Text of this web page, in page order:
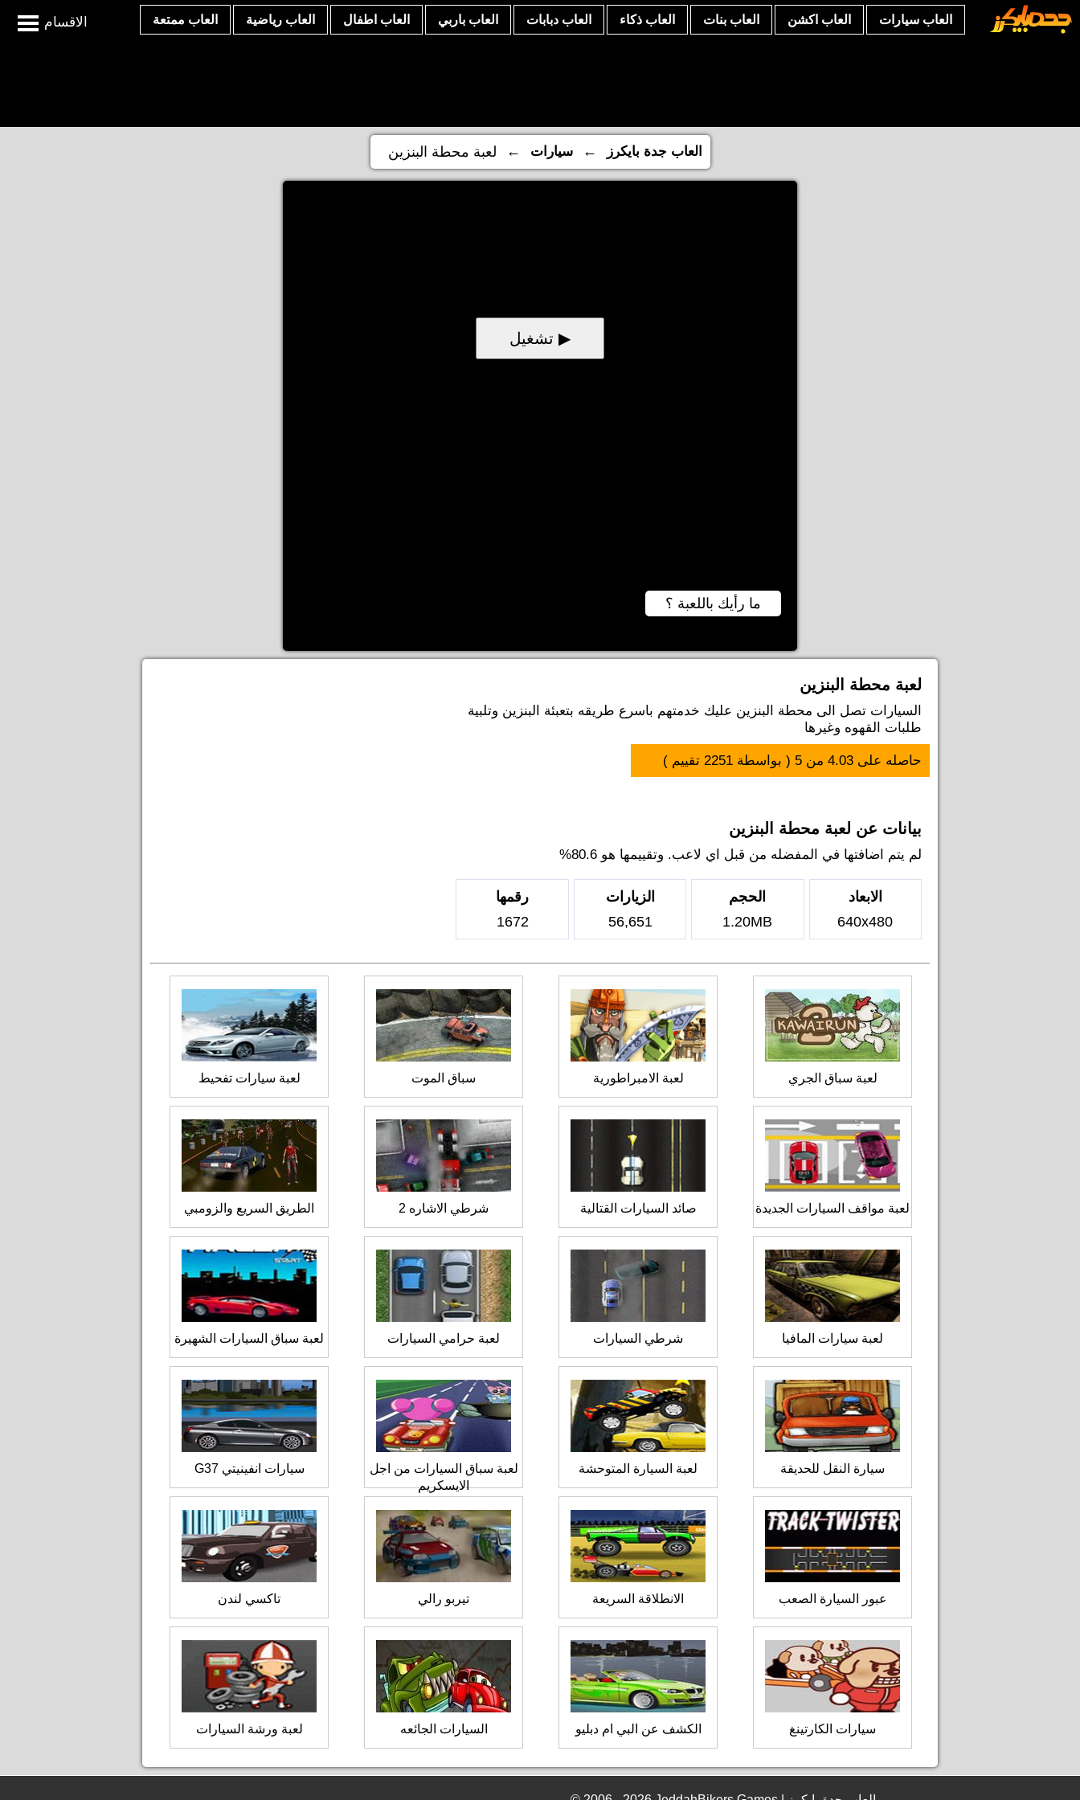
الاقسام العاب سيارات العاب اكشن العاب بنات العاب ذكاء العاب دبابات العاب باربي العاب اطفال العاب رياضية العاب ممتعة
العاب جدة بايكرز ← سيارات ← لعبة محطة البنزين
▶ تشغيل
ما رأيك باللعبة ؟
لعبة محطة البنزين
السيارات تصل الى محطة البنزين عليك خدمتهم باسرع طريقه بتعبئة البنزين وتلبية
طلبات القهوه وغيرها
حاصله على 4.03 من 5 ( بواسطة 2251 تقييم )
بيانات عن لعبة محطة البنزين
لم يتم اضافتها في المفضله من قبل اي لاعب. وتقييمها هو 80.6%
الابعاد
640x480
الحجم
1.20MB
الزيارات
56,651
رقمها
1672
لعبة سباق الجري لعبة الامبراطورية سباق الموت لعبة سيارات تفحيط
لعبة مواقف السيارات الجديدة صائد السيارات القتالية شرطي الاشاره 2 الطريق السريع والزومبي
لعبة سيارات المافيا شرطي السيارات لعبة حرامي السيارات لعبة سباق السيارات الشهيرة
سيارة النقل للحديقة لعبة السيارة المتوحشة
لعبة سباق السيارات من اجل
الايسكريم
سيارات انفينيتي G37
عبور السيارة الصعب الانطلاقة السريعة تيربو رالي تاكسي لندن
سيارات الكارتينغ الكشف عن البي ام دبليو السيارات الجائعه لعبة ورشة السيارات